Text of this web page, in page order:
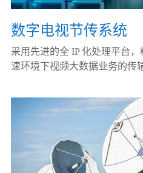
数字电视节传系统
采用先进的全 IP 化处理平台，
速环境下视频大数据业务的传